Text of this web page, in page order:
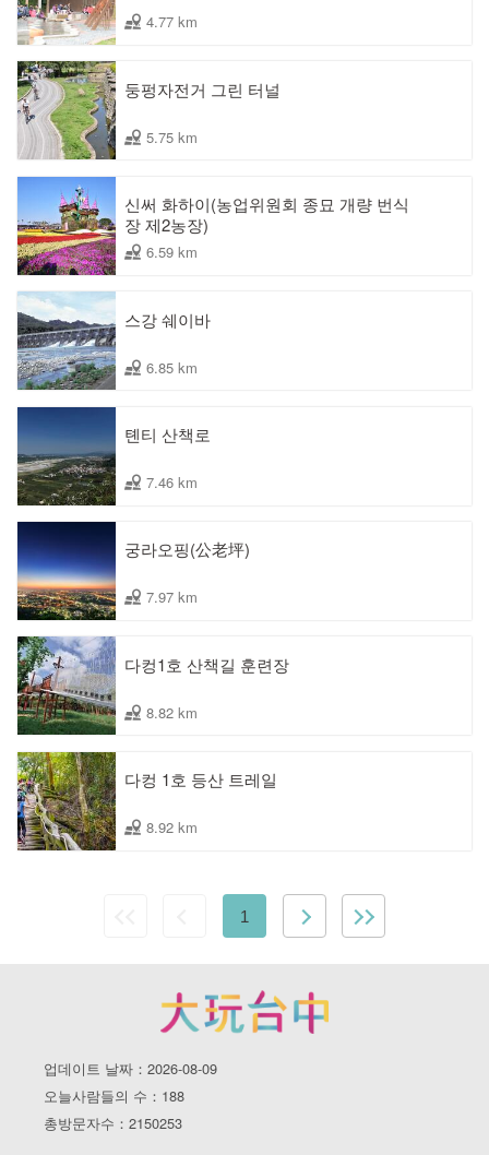
4.77 km
둥펑자전거 그린 터널
5.75 km
신써 화하이(농업위원회 종묘 개량 번식
장 제2농장)
6.59 km
스강 쉐이바
6.85 km
톈티 산책로
7.46 km
궁라오핑(公老坪)
7.97 km
다컹1호 산책길 훈련장
8.82 km
다컹 1호 등산 트레일
8.92 km
1
업데이트 날짜：2026-08-09
오늘사람들의 수：188
총방문자수：2150253